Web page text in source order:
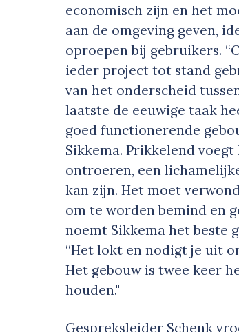
economisch zijn en het
aan de omgeving geven,
oproepen bij gebruikers.
ieder project tot stand
van het onderscheid
laatste de eeuwige taak
goed functionerende
Sikkema. Prikkelend
ontroeren, een
kan zijn. Het moet
om te worden bemind en
noemt Sikkema het beste
“Het lokt en nodigt je uit
Het gebouw is twee keer
houden."
Gespreksleider Schenk